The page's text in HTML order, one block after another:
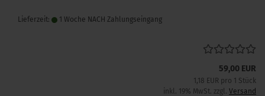
Lieferzeit: 1 Woche NACH Zahlungseingang
59,00 EUR
1,18 EUR pro 1 Stück
inkl. 19% MwSt. zzgl. Versand